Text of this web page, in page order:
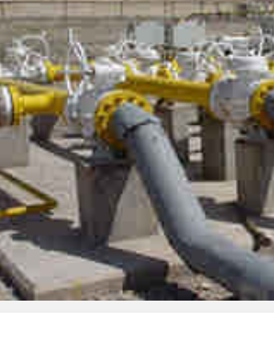
*چندرسانه‌ای
گالری
اینفوگرافی
عکس
صوت و فیلم
*استان ها
آذربایجان
آذربایجان
اردبیل
اصفهان
البرز
ایلام